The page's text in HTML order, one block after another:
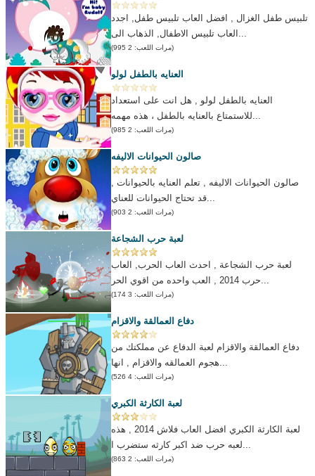
تلبيس طفل الغزال , افضل العاب تلبيس طفل, اجدد
(مرات اللعب: 2 995)
العنايه بالطفل لولو
العنايه بالطفل لولو , هل انت على استعداد
(مرات اللعب: 2 985)
صالون الحيوانات الاليفه
صالون الحيوانات الاليفه , تعلم العنايه بالحيوانات ,
(مرات اللعب: 2 903)
لعبة حرب الشجاعة
لعبة حرب الشجاعة , احدث العاب الحرب, العاب
(مرات اللعب: 3 174)
دفاع العمالقة والاقزام
دفاع العمالقة والاقزام لعبة الدفاع عن مملكتك من
(مرات اللعب: 4 526)
لعبة الكارثة الكبري
لعبة الكارثة الكبري افضل العاب فلاش 2014 , هذه
(مرات اللعب: 2 863)